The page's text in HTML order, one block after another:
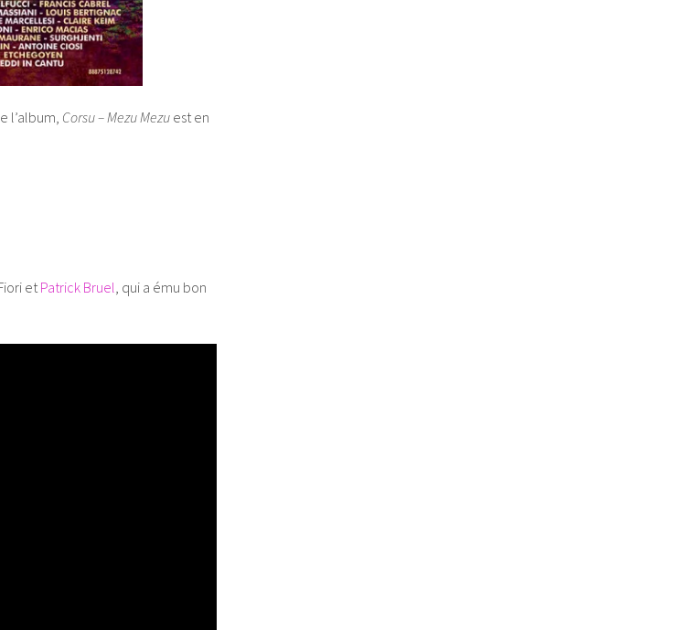
l’album, Corsu – Mezu Mezu est en
etPatrick Bruel, qui a ému bon